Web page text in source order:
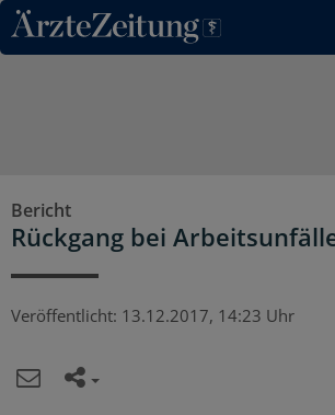
Direkt zum Inhaltsbereich
Bericht
Rückgang bei
Veröffentlicht: 13.12.2017, 14:23 Uhr